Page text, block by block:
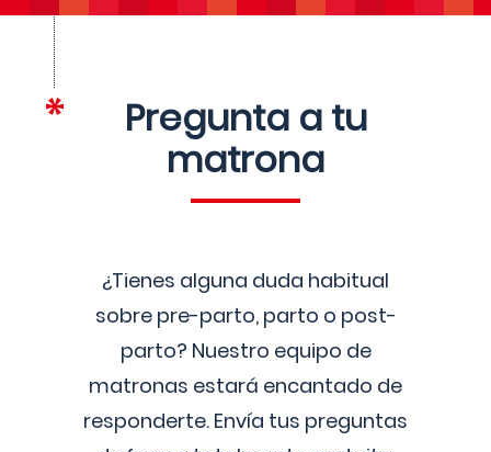
Pregunta a tu
matrona
¿Tienes alguna duda habitual
sobre pre-parto, parto o post-
parto? Nuestro equipo de
matronas estará encantado de
responderte. Envía tus preguntas